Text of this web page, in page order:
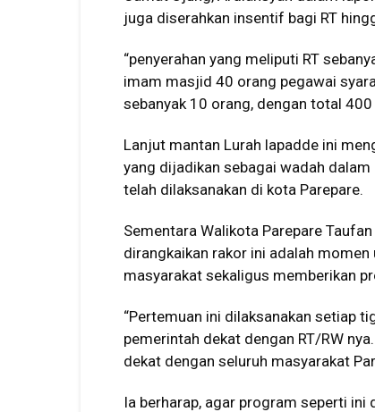
juga diserahkan insentif bagi RT
“penyerahan yang meliputi RT
imam masjid 40 orang pegawai
sebanyak 10 orang, dengan total
Lanjut mantan Lurah lapadde ini
yang dijadikan sebagai wadah
telah dilaksanakan di kota Parepare.
Sementara Walikota Parepare
dirangkaikan rakor ini adalah
masyarakat sekaligus memberikan
“Pertemuan ini dilaksanakan setiap
pemerintah dekat dengan RT/RW
dekat dengan seluruh masyarakat
Ia berharap, agar program seperti